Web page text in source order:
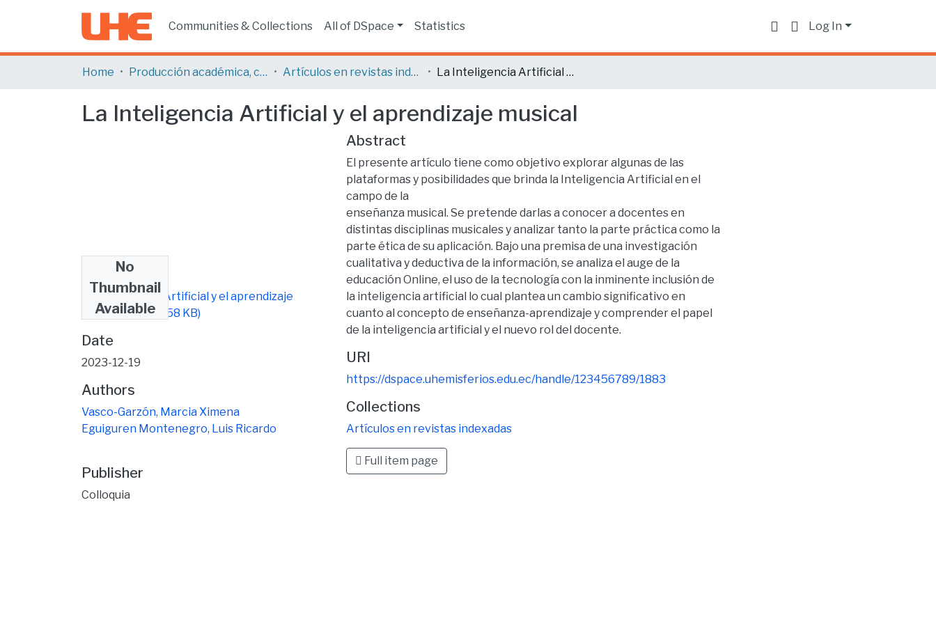
Communities & Collections All of DSpace Statistics Log In
Home Producción académica, científica y artística Artículos en revistas indexadas La Inteligencia Artificial y el aprendizaje musical
La Inteligencia Artificial y el aprendizaje musical
No
Thumbnail
Available
La Inteligencia Artificial y el aprendizaje
musical.pdf(254.58 KB)
Date
2023-12-19
Authors
Vasco-Garzón, Marcia Ximena
Eguiguren Montenegro, Luis Ricardo
Publisher
Colloquia
Abstract
El presente artículo tiene como objetivo explorar algunas de las
plataformas y posibilidades que brinda la Inteligencia Artificial en el
campo de la
enseñanza musical. Se pretende darlas a conocer a docentes en
distintas disciplinas musicales y analizar tanto la parte práctica como la
parte ética de su aplicación. Bajo una premisa de una investigación
cualitativa y deductiva de la información, se analiza el auge de la
educación Online, el uso de la tecnología con la inminente inclusión de
la inteligencia artificial lo cual plantea un cambio significativo en
cuanto al concepto de enseñanza-aprendizaje y comprender el papel
de la inteligencia artificial y el nuevo rol del docente.
URI
https://dspace.uhemisferios.edu.ec/handle/123456789/1883
Collections
Artículos en revistas indexadas
Full item page